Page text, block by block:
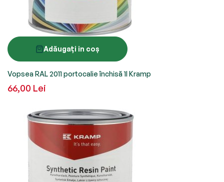
Adăugați in coș
Vopsea RAL 2011 portocalie închisă 1l Kramp
66,00 Lei